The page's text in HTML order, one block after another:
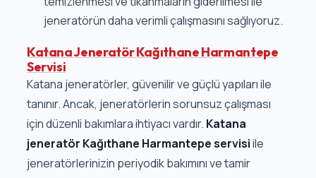
jeneratörün daha verimli çalışmasını sağlıyoruz.
Katana Jeneratör Kağıthane Harmantepe
Servisi
Katana jeneratörler, güvenilir ve güçlü yapıları ile
tanınır. Ancak, jeneratörlerin sorunsuz çalışması
için düzenli bakımlara ihtiyacı vardır. Katana
jeneratör Kağıthane Harmantepe servisiile
jeneratörlerinizin periyodik bakımını ve tamir